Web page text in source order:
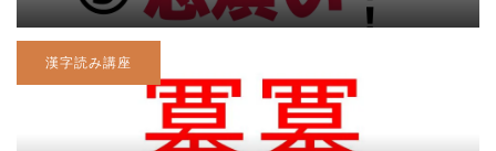
漢字読み講座